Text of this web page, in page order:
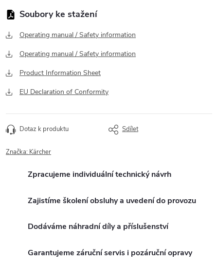
Operating manual / Safety information
Operating manual / Safety information
Product Information Sheet
EU Declaration of Conformity
Dotaz k produktu Sdílet
Značka: Kärcher
Zpracujeme individuální technický návrh
Zajistíme školení obsluhy a uvedení do provozu
Dodáváme náhradní díly a příslušenství
Garantujeme záruční servis i pozáruční opravy